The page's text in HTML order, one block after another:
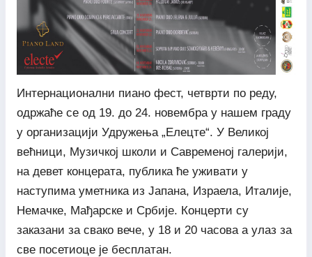
Интернационални пиано фест, четврти по реду,
одржаће се од 19. до 24. новембра у нашем граду
у организацији Удружења „Елецте“. У Великој
већници, Музичкој школи и Савременој галерији,
на девет концерата, публика ће уживати у
наступима уметника из Јапана, Израела, Италије,
Немачке, Мађарске и Србије. Концерти су
заказани за свако вече, у 18 и 20 часова а улаз за
све посетиоце је бесплатан.